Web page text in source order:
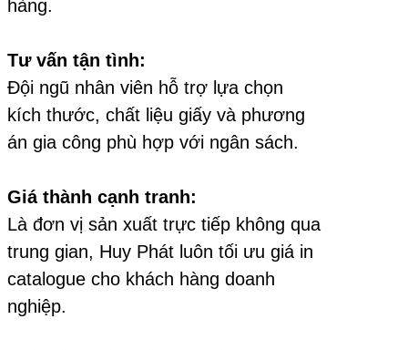
hàng.
Tư vấn tận tình:
Đội ngũ nhân viên hỗ trợ lựa chọn
kích thước, chất liệu giấy và phương
án gia công phù hợp với ngân sách.
Giá thành cạnh tranh:
Là đơn vị sản xuất trực tiếp không qua
trung gian, Huy Phát luôn tối ưu giá in
catalogue cho khách hàng doanh
nghiệp.